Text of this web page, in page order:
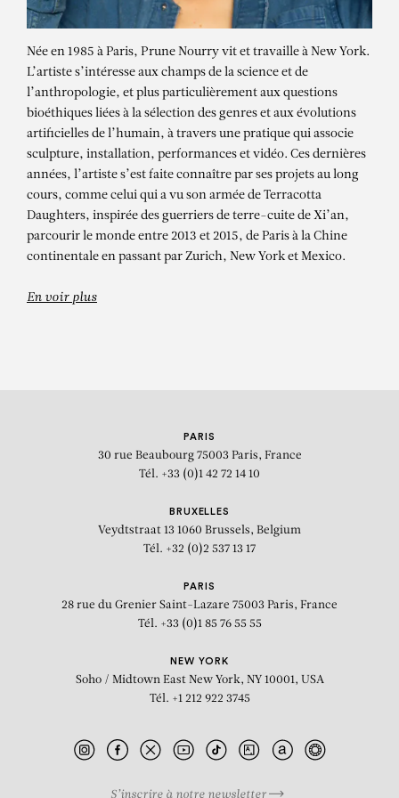
PRUNE NOURRY
La destruction n’est pas une fin en
soi – exposition personnelle
Née en 1985 à Paris, Prune Nourry vit et travaille à New York.
L’artiste s’intéresse aux champs de la science et de
l’anthropologie, et plus particulièrement aux questions
bioéthiques liées à la sélection des genres et aux évolutions
artificielles de l’humain, à travers une pratique qui associe
sculpture, installation, performances et vidéo. Ces dernières
années, l’artiste s’est faite connaître par ses projets au long
cours, comme celui qui a vu son armée de Terracotta
Daughters, inspirée des guerriers de terre-cuite de Xi’an,
parcourir le monde entre 2013 et 2015, de Paris à la Chine
continentale en passant par Zurich, New York et Mexico.
En voir plus
PARIS
30 rue Beaubourg 75003 Paris, France
Tél. +33 (0)1 42 72 14 10
BRUXELLES
Veydtstraat 13 1060 Brussels, Belgium
Tél. +32 (0)2 537 13 17
PARIS
28 rue du Grenier Saint-Lazare 75003 Paris, France
Tél. +33 (0)1 85 76 55 55
NEW YORK
Soho / Midtown East New York, NY 10001, USA
Tél. +1 212 922 3745
S’inscrire à notre newsletter